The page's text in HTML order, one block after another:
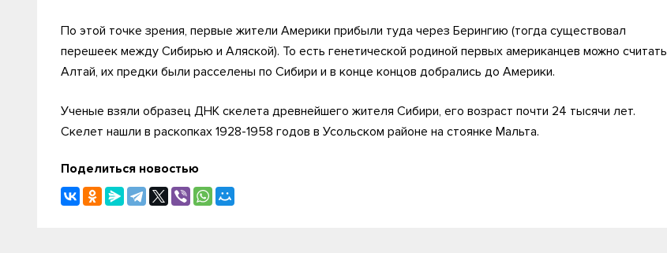
По этой точке зрения, первые жители Америки прибыли туда через Берингию (тогда существовал
перешеек между Сибирью и Аляской). То есть генетической родиной первых американцев можно считать
Алтай, их предки были расселены по Сибири и в конце концов добрались до Америки.
Ученые взяли образец ДНК скелета древнейшего жителя Сибири, его возраст почти 24 тысячи лет.
Скелет нашли в раскопках 1928-1958 годов в Усольском районе на стоянке Мальта.
Поделиться новостью